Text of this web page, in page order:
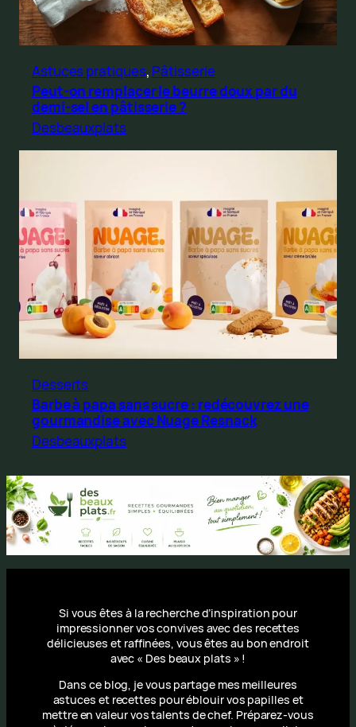
Astuces pratiques, Pâtisserie
Peut-on remplacer le beurre doux par du
demi-sel en pâtisserie ?
Desbeauxplats
Desserts
Barbe à papa sans sucre : redécouvrez une
gourmandise avec Nuage Resnack
Desbeauxplats
Si vous êtes à la recherche d’inspiration pour
impressionner vos convives avec des recettes
délicieuses et raffinées, vous êtes au bon endroit
avec « Des beaux plats » !
Dans ce blog, je vous partage mes meilleures
astuces et recettes pour éblouir vos papilles et
mettre en valeur vos talents de chef. Préparez-vous